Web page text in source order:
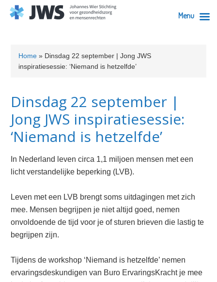
primary
navigation
content
primary
secondary
footer
Home » Dinsdag 22 september | Jong JWS
inspiratiesessie: ‘Niemand is hetzelfde’
Dinsdag 22 september |
Jong JWS inspiratiesessie:
‘Niemand is hetzelfde’
In Nederland leven circa 1,1 miljoen mensen met een
licht verstandelijke beperking (LVB).
Leven met een LVB brengt soms uitdagingen met zich
mee. Mensen begrijpen je niet altijd goed, nemen
onvoldoende de tijd voor je of sturen brieven die lastig te
begrijpen zijn.
Tijdens de workshop ‘Niemand is hetzelfde’ nemen
ervaringsdeskundigen van Buro ErvaringsKracht je mee
Menu